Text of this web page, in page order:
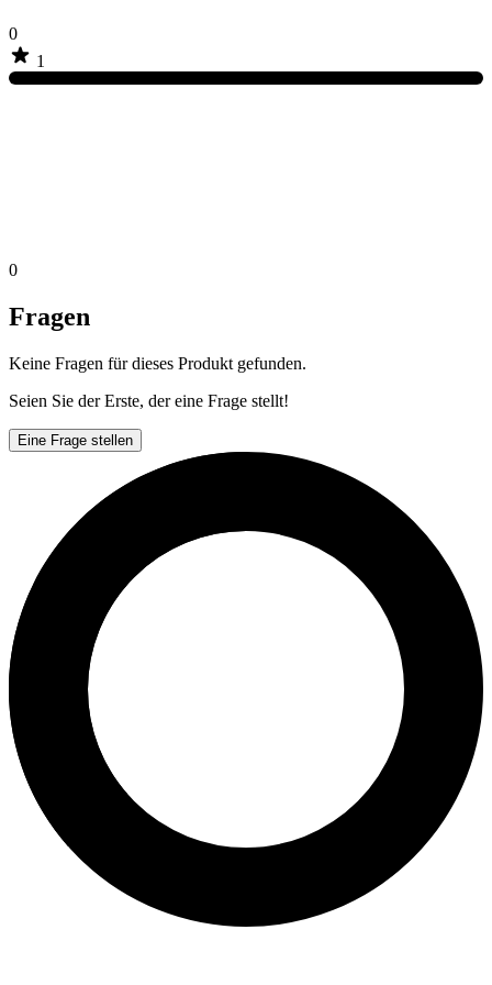
0
1
0
Fragen
Keine Fragen für dieses Produkt gefunden.
Seien Sie der Erste, der eine Frage stellt!
Eine Frage stellen